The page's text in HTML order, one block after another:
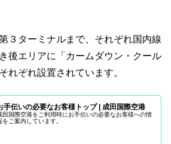
３ターミナルまで、それぞれ国内線
後エリアに「カームダウン・クール
れぞれ設置されています。
手伝いの必要なお客様トップ | 成田国際空港
田国際空港をご利用時にお手伝いの必要なお客様への情
をご案内しています。